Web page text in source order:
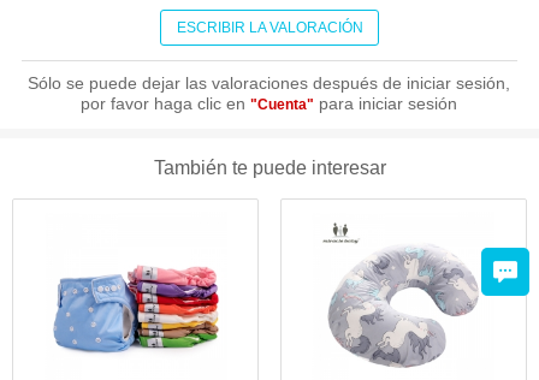
ESCRIBIR LA VALORACIÓN
Sólo se puede dejar las valoraciones después de iniciar sesión,
por favor haga clic en"Cuenta" para iniciar sesión
También te puede interesar